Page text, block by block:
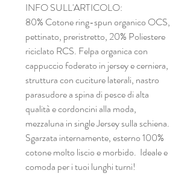
INFO SULL'ARTICOLO:
80% Cotone ring-spun organico OCS,
pettinato, preristretto, 20% Poliestere
riciclato RCS. Felpa organica con
cappuccio foderato in jersey e cerniera,
struttura con cuciture laterali, nastro
parasudore a spina di pesce di alta
qualità e cordoncini alla moda,
mezzaluna in single Jersey sulla schiena.
Sgarzata internamente, esterno 100%
cotone molto liscio e morbido. Ideale e
comoda per i tuoi lunghi turni!